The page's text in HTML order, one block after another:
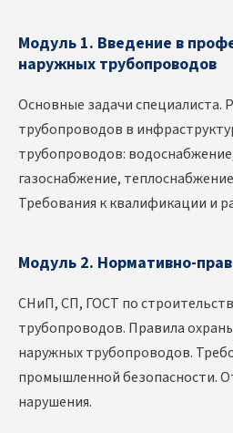
Модуль 1. Введение в
наружных трубопроводов
Основные задачи специалиста.
трубопроводов в
трубопроводов:
газоснабжение,
Требования к квалификации и
Модуль 2. Нормативно-
СНиП, СП, ГОСТ по
трубопроводов. Правила
наружных трубопроводов.
промышленной безопасности.
нарушения.